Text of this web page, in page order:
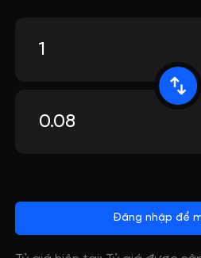
Đăng nhập để